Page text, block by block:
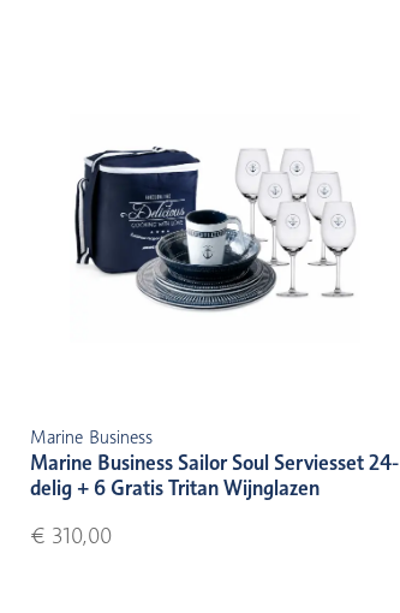
Marine Business
Marine Business Sailor Soul Serviesset 24-
delig + 6 Gratis Tritan Wijnglazen
€ 310,00